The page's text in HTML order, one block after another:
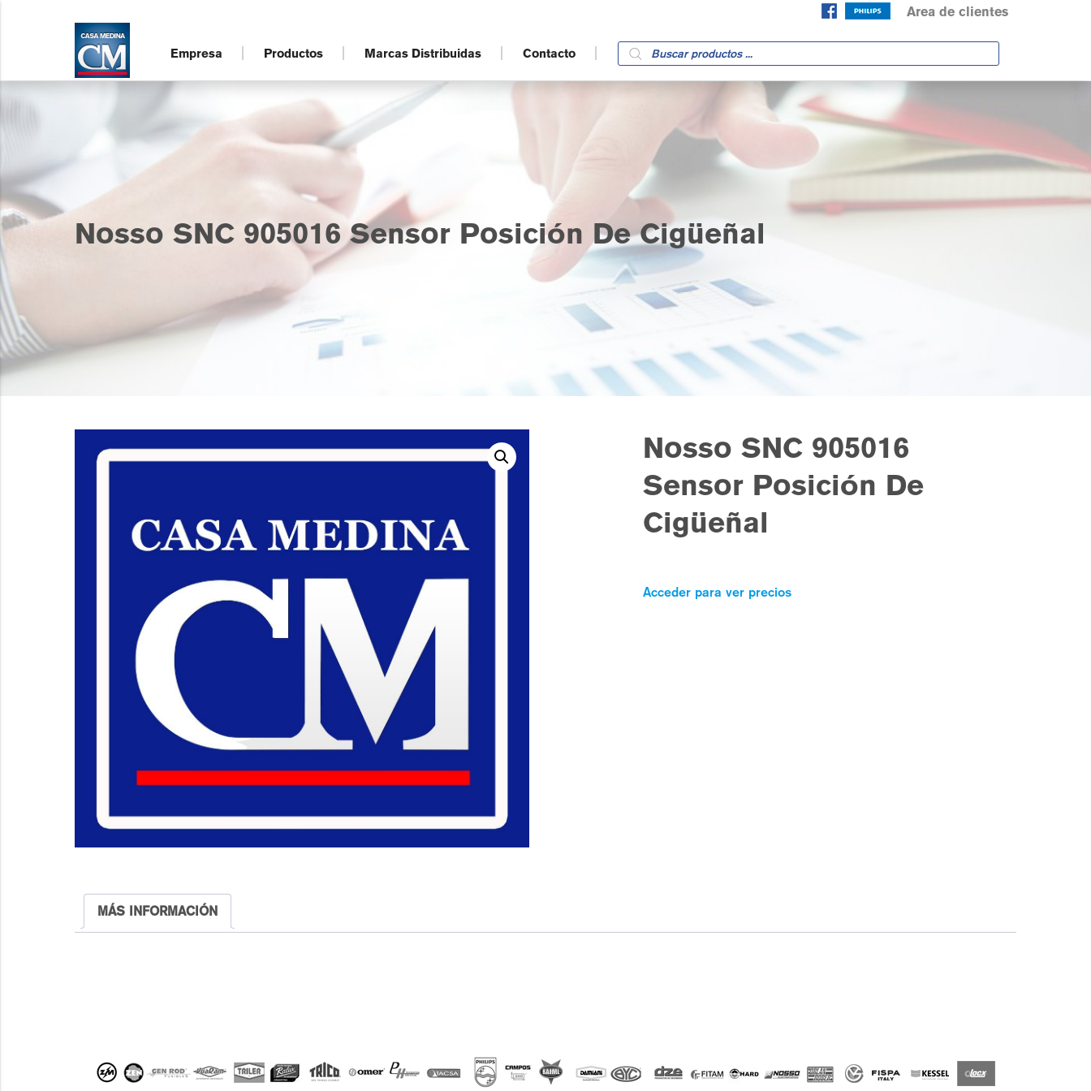
Area de clientes
Empresa Productos Marcas Distribuidas Contacto
Products
search
Nosso SNC 905016 Sensor Posición De Cigüeñal
Nosso SNC 905016
Sensor Posición De
Cigüeñal
Acceder para ver precios
MÁS INFORMACIÓN